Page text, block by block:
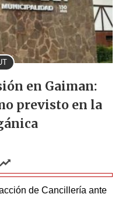
en Gaiman:
previsto en la
de Cancillería ante